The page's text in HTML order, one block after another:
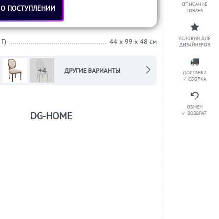
ОПИСАНИЕ
ТОВАРА
УСЛОВИЯ ДЛЯ
ДИЗАЙНЕРОВ
ДОСТАВКА
И СБОРКА
ОБМЕН
И ВОЗВРАТ
ПОСТУПЛЕНИИ
44 x 99 x 48 см
+4 ДРУГИЕ ВАРИАНТЫ
DG-HOME